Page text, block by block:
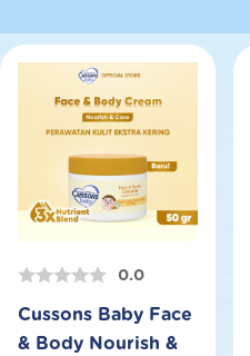
0.0
Cussons Baby Face
& Body Nourish &